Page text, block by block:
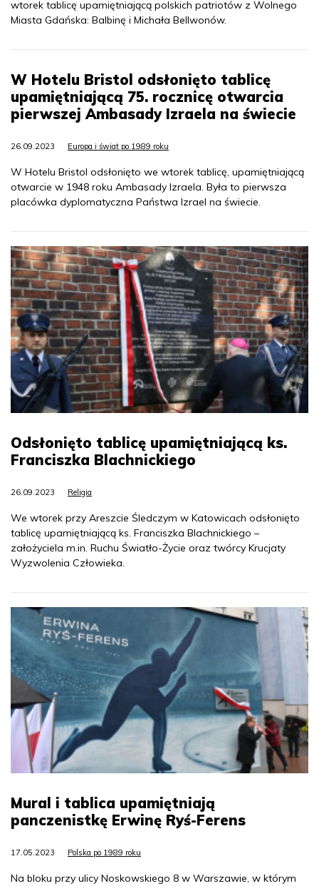
wtorek tablicę upamiętniającą polskich patriotów z Wolnego
Miasta Gdańska: Balbinę i Michała Bellwonów.
W Hotelu Bristol odsłonięto tablicę
upamiętniającą 75. rocznicę otwarcia
pierwszej Ambasady Izraela na świecie
26.09.2023 Europa i świat po 1989 roku
W Hotelu Bristol odsłonięto we wtorek tablicę, upamiętniającą
otwarcie w 1948 roku Ambasady Izraela. Była to pierwsza
placówka dyplomatyczna Państwa Izrael na świecie.
Odsłonięto tablicę upamiętniającą ks.
Franciszka Blachnickiego
26.09.2023 Religia
We wtorek przy Areszcie Śledczym w Katowicach odsłonięto
tablicę upamiętniającą ks. Franciszka Blachnickiego –
założyciela m.in. Ruchu Światło-Życie oraz twórcy Krucjaty
Wyzwolenia Człowieka.
Mural i tablica upamiętniają
panczenistkę Erwinę Ryś-Ferens
17.05.2023 Polska po 1989 roku
Na bloku przy ulicy Noskowskiego 8 w Warszawie, w którym